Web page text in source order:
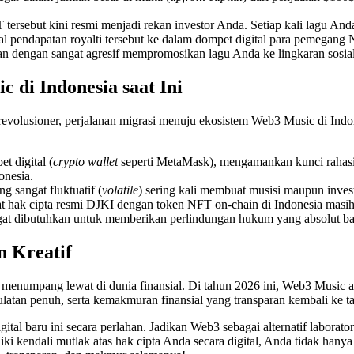
kini resmi menjadi rekan investor Anda. Setiap kali lagu
royalti tersebut ke dalam dompet digital para
dengan sangat agresif mempromosikan lagu Anda ke lingkaran
di Indonesia saat Ini
perjalanan migrasi menuju ekosistem Web3 Music di
digital (crypto walletseperti MetaMask), mengamankan kunci
sangat fluktuatif (volatile) sering kali membuat musisi maupun
cipta resmi DJKI dengan token NFT on-chain di Indonesia
dibutuhkan untuk memberikan perlindungan hukum yang absolut
Kreatif
lewat di dunia finansial. Di tahun 2026 ini, Web3 Music
penuh, serta kemakmuran finansial yang transparan kembali ke
baru ini secara perlahan. Jadikan Web3 sebagai alternatif
kendali mutlak atas hak cipta Anda secara digital, Anda tidak